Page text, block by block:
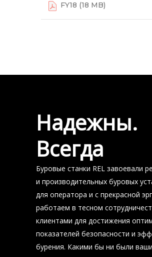
FY18 (18 MB)
Надежны.
Всегда
Буровые станки REL завоевали
и производительных буровых
для оператора и с прекрасной
работаем в тесном
клиентами для достижения
показателей безопасности и
бурения. Какими бы ни были